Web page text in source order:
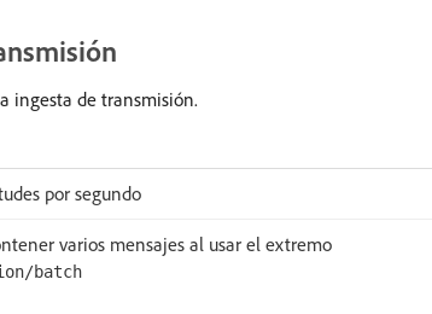
ingesta de transmisión.
por segundo
varios mensajes al usar el extremo
batch